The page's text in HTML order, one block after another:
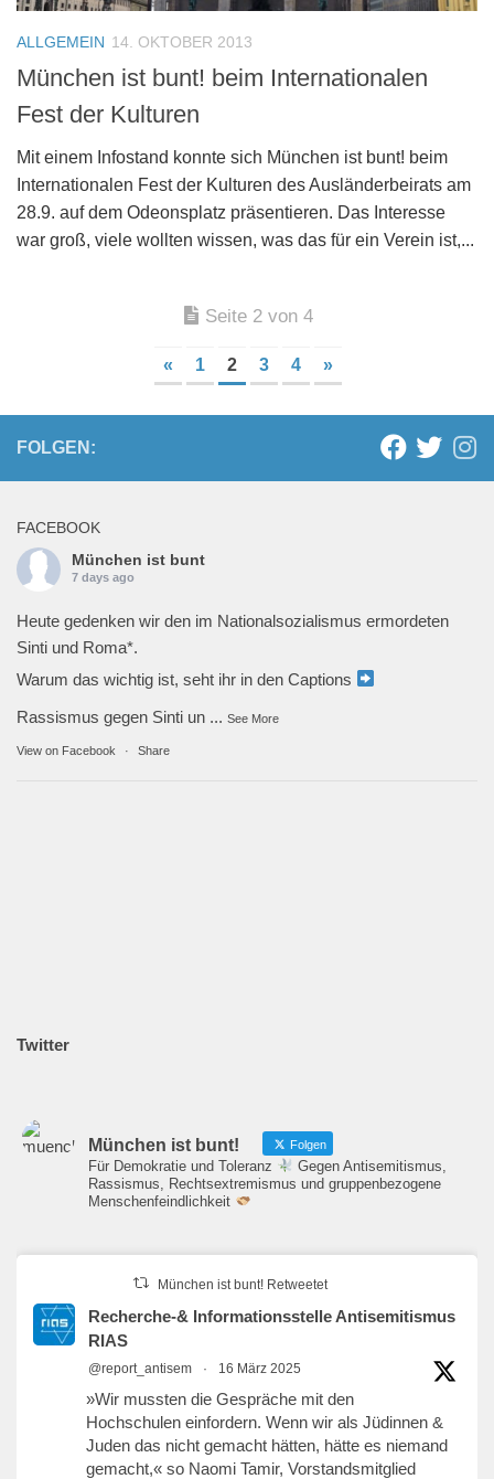
ALLGEMEIN 14. OKTOBER 2013
München ist bunt! beim Internationalen
Fest der Kulturen
Mit einem Infostand konnte sich München ist bunt! beim
Internationalen Fest der Kulturen des Ausländerbeirats am
28.9. auf dem Odeonsplatz präsentieren. Das Interesse
war groß, viele wollten wissen, was das für ein Verein ist,...
Seite 2 von 4
« 1 2 3 4 »
FOLGEN:
FACEBOOK
München ist bunt
7 days ago
Heute gedenken wir den im Nationalsozialismus ermordeten
Sinti und Roma*.
Warum das wichtig ist, seht ihr in den Captions
Rassismus gegen Sinti un ... See More
View on Facebook · Share
Twitter
München ist bunt! Folgen
Für Demokratie und Toleranz
Gegen Antisemitismus,
Rassismus, Rechtsextremismus und gruppenbezogene
Menschenfeindlichkeit
München ist bunt! Retweetet
Recherche-& Informationsstelle Antisemitismus
RIAS
@report_antisem · 16 März 2025
»Wir mussten die Gespräche mit den
Hochschulen einfordern. Wenn wir als Jüdinnen &
Juden das nicht gemacht hätten, hätte es niemand
gemacht,« so Naomi Tamir, Vorstandsmitglied